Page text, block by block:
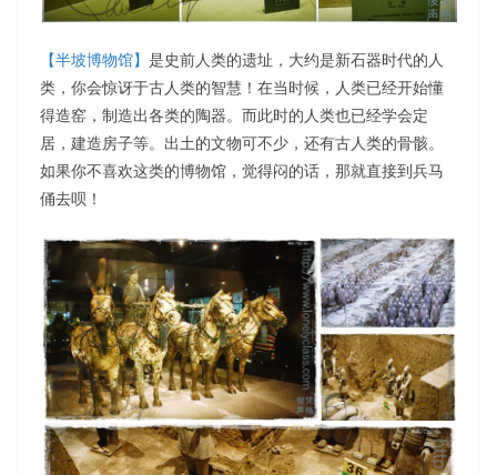
【半坡博物馆】 是史前人类的遗址，大约是新石器时代的人
类，你会惊讶于古人类的智慧！在当时候，人类已经开始懂
得造窑，制造出各类的陶器。而此时的人类也已经学会定
居，建造房子等。出土的文物可不少，还有古人类的骨骸。
如果你不喜欢这类的博物馆，觉得闷的话，那就直接到兵马
俑去呗！